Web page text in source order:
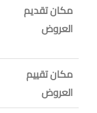
مكان تقديم
العروض
مكان تقييم
العروض